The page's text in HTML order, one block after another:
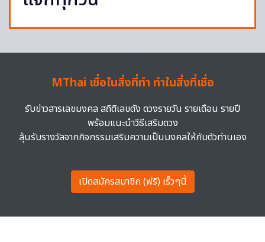
MThai เชื่อในสิ่งที่ทำ ทำในสิ่งที่เชื่อ
รับข่าวสารเลขมงคล สถิติเลขดัง ดวงรายวัน รายเดือน รายปี
พร้อมแนะนำวิธีเสริมดวง
ลุ้นรับรางวัลจากกิจกรรมเสริมความเป็นมงคลให้กับตัวท่านเอง
เปิดสมัครสมาชิก (ฟรี) เร็วๆนี้